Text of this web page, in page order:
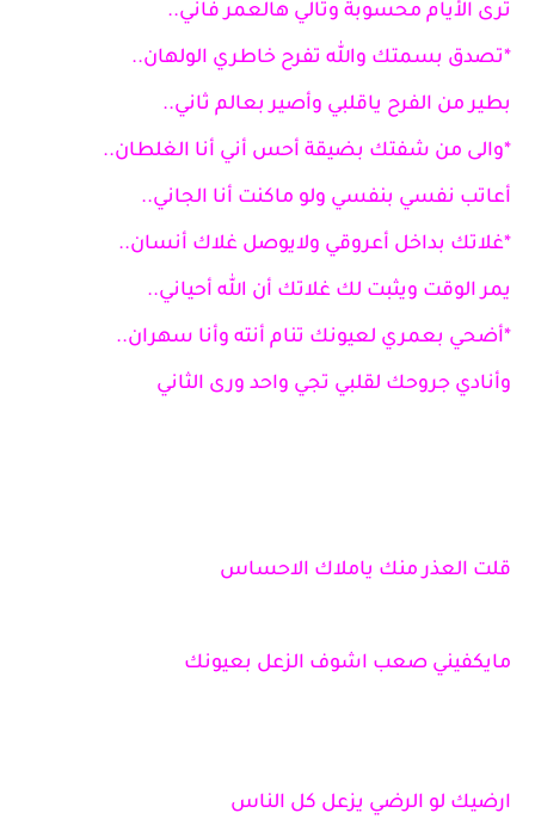
ترى الأيام محسوبة وتالي هالعمر فاني..
*تصدق بسمتك والله تفرح خاطري الولهان..
بطير من الفرح ياقلبي وأصير بعالم ثاني..
*والى من شفتك بضيقة أحس أني أنا الغلطان..
أعاتب نفسي بنفسي ولو ماكنت أنا الجاني..
*غلاتك بداخل أعروقي ولايوصل غلاك أنسان..
يمر الوقت ويثبت لك غلاتك أن الله أحياني..
*أضحي بعمري لعيونك تنام أنته وأنا سهران..
وأنادي جروحك لقلبي تجي واحد ورى الثاني
قلت العذر منك ياملاك الاحساس
مايكفيني صعب اشوف الزعل بعيونك
ارضيك لو الرضي يزعل كل الناس